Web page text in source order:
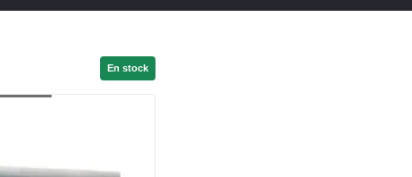
En stock